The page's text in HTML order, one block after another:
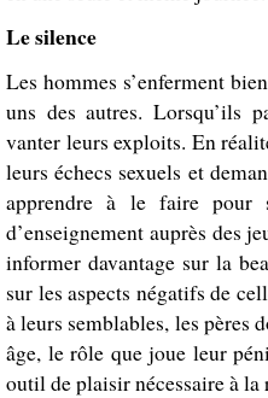
Le silence
Les hommes s’enferment
uns des autres. Lorsqu’ils
vanter leurs exploits. En
leurs échecs sexuels et
apprendre à le faire pour
d’enseignement auprès des
informer davantage sur la
sur les aspects négatifs de
à leurs semblables, les pères
âge, le rôle que joue leur
outil de plaisir nécessaire à la